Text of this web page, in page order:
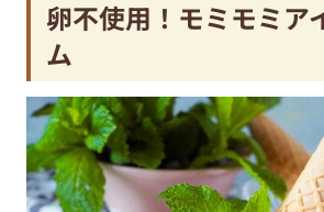
卵不使用！モミモミア
ム